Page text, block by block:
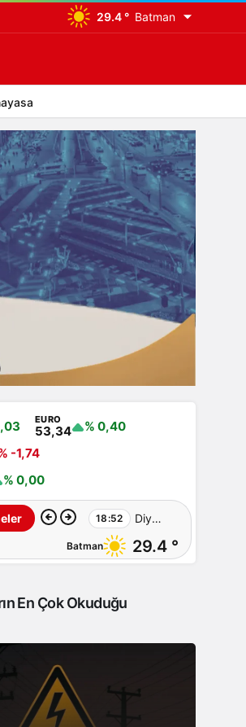
29.4 ° Batman
EURO
53,34 % 0,40
-1,74
% 0,00
18:52 Diyarbakır’da
Sulama
Batman 29.4 °
En Çok Okuduğu